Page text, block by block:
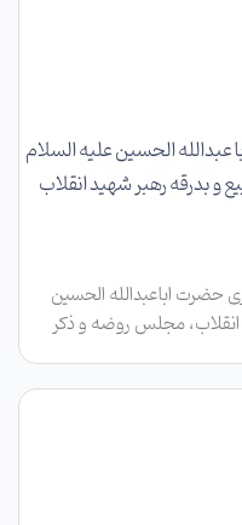
الحسین علیه السلام
و بدرقه رهبر شهید انقلاب
حضرت اباعبدالله الحسین
انقلاب، مجلس روضه و ذکر
علوم پزشکی سبزوار با حضور
از اساتید، اعضای هیئت
قاسمی برگزار شد.